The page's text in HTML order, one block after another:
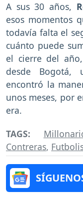
A sus 30 años,
esos momentos
todavía falta el
cuánto puede
el cierre del
desde
encontró la
unos meses, por
era.
TAGS:
Contreras,